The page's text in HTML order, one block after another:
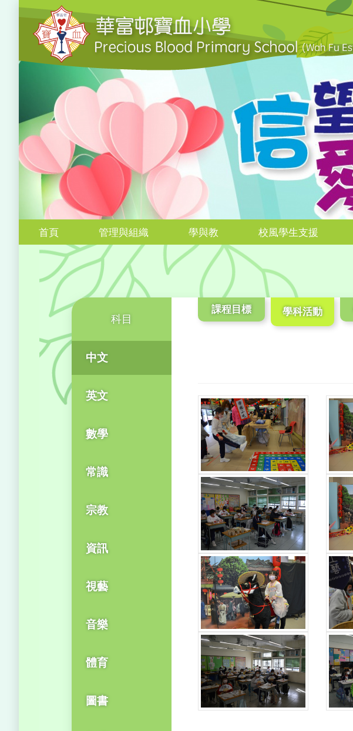
首頁 管理與組織 學與教 校風學生支援
科目
中文
英文
數學
常識
宗教
資訊
視藝
音樂
體育
圖書
課程目標 學科活動